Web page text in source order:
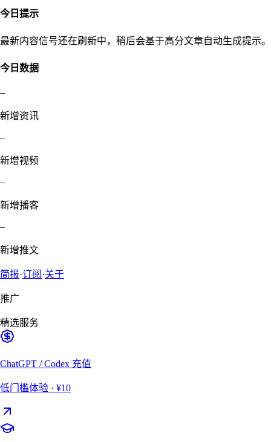
今日提示
最新内容信号还在刷新中，稍后会基于高分文章自动生成提示。
今日数据
–
新增资讯
–
新增视频
–
新增播客
–
新增推文
简报·订阅 ·关于
推广
精选服务
ChatGPT / Codex 充值
低门槛体验 · ¥10